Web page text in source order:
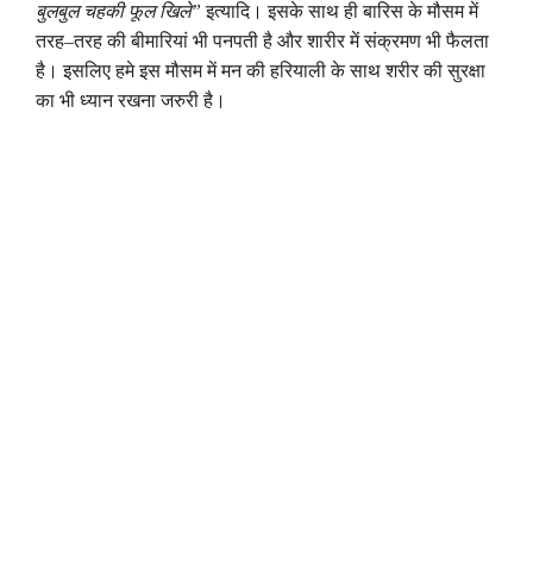
बुलबुल चहकी फूल खिले”इत्यादि। इसके साथ ही बारिस के मौसम में
तरह–तरह की बीमारियां भी पनपती है और शारीर में संक्रमण भी फैलता
है । इसलिए हमे इस मौसम में मन की हरियाली के साथ शरीर की सुरक्षा
का भी ध्यान रखना जरुरी है ।